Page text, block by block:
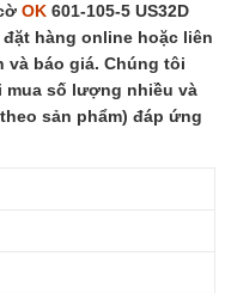
OK601-105-5 US32D
hàng online hoặc liên
báo giá. Chúng tôi
số lượng nhiều và
sản phẩm) đáp ứng